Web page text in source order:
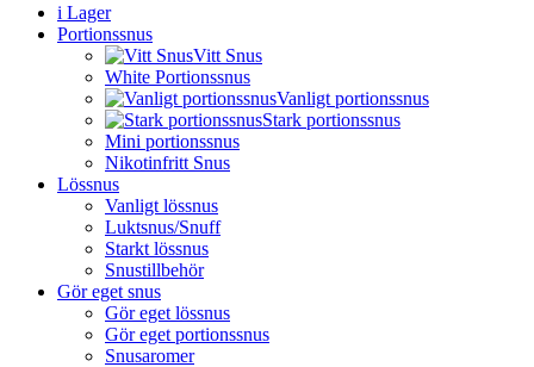
i Lager
Portionssnus
Vitt Snus
White Portionssnus
Vanligt portionssnus
Stark portionssnus
Mini portionssnus
Nikotinfritt Snus
Lössnus
Vanligt lössnus
Luktsnus/Snuff
Starkt lössnus
Snustillbehör
Gör eget snus
Gör eget lössnus
Gör eget portionssnus
Snusaromer